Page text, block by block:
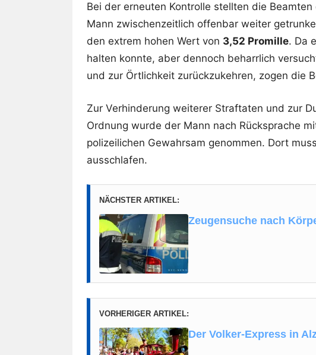
Bei der erneuten Kontrolle stellten die
Mann zwischenzeitlich offenbar weiter
den extrem hohen Wert von 3,52 Promille. Da
halten konnte, aber dennoch beharrlich
und zur Örtlichkeit zurückzukehren, zogen die
Zur Verhinderung weiterer Straftaten und zur
Ordnung wurde der Mann nach Rücksprache
polizeilichen Gewahrsam genommen. Dort
ausschlafen.
NÄCHSTER ARTIKEL:
Zeugensuche nach
VORHERIGER ARTIKEL:
Der Volker-Express in